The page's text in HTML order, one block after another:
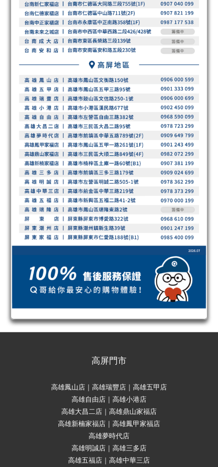
高屏門市
高雄鳳山店｜高雄瑞豐店｜高雄五甲店
高雄自由店｜高雄小港店
高雄大昌二店｜高雄鼎山家福店
高雄新楠家福店｜高雄鳳甲家福店
高雄夢時代店
高雄明誠店｜高雄三多店
高雄五福店｜高雄中華三店